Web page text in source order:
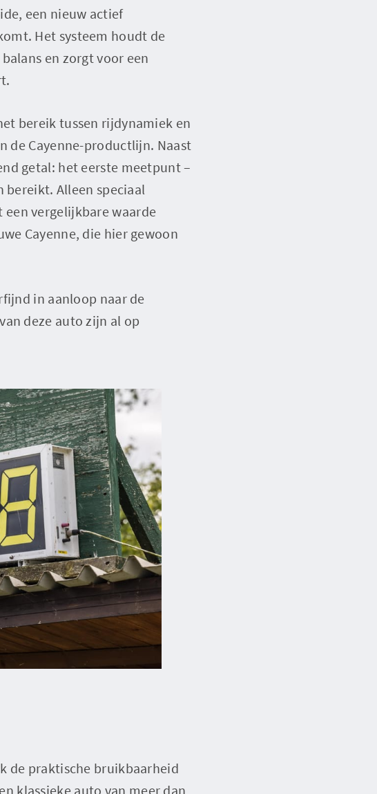
een nieuw actief
Het systeem houdt de
en zorgt voor een
bereik tussen rijdynamiek en
de Cayenne-productlijn. Naast
getal: het eerste meetpunt –
bereikt. Alleen speciaal
vergelijkbare waarde
Cayenne, die hier gewoon
in aanloop naar de
deze auto zijn al op
de praktische bruikbaarheid
klassieke auto van meer dan